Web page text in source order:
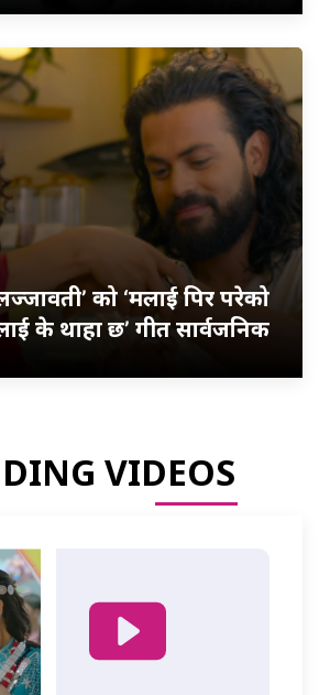
को ‘मलाई पिर परेको
के थाहा छ’ गीत सार्वजनिक
VIDEOS